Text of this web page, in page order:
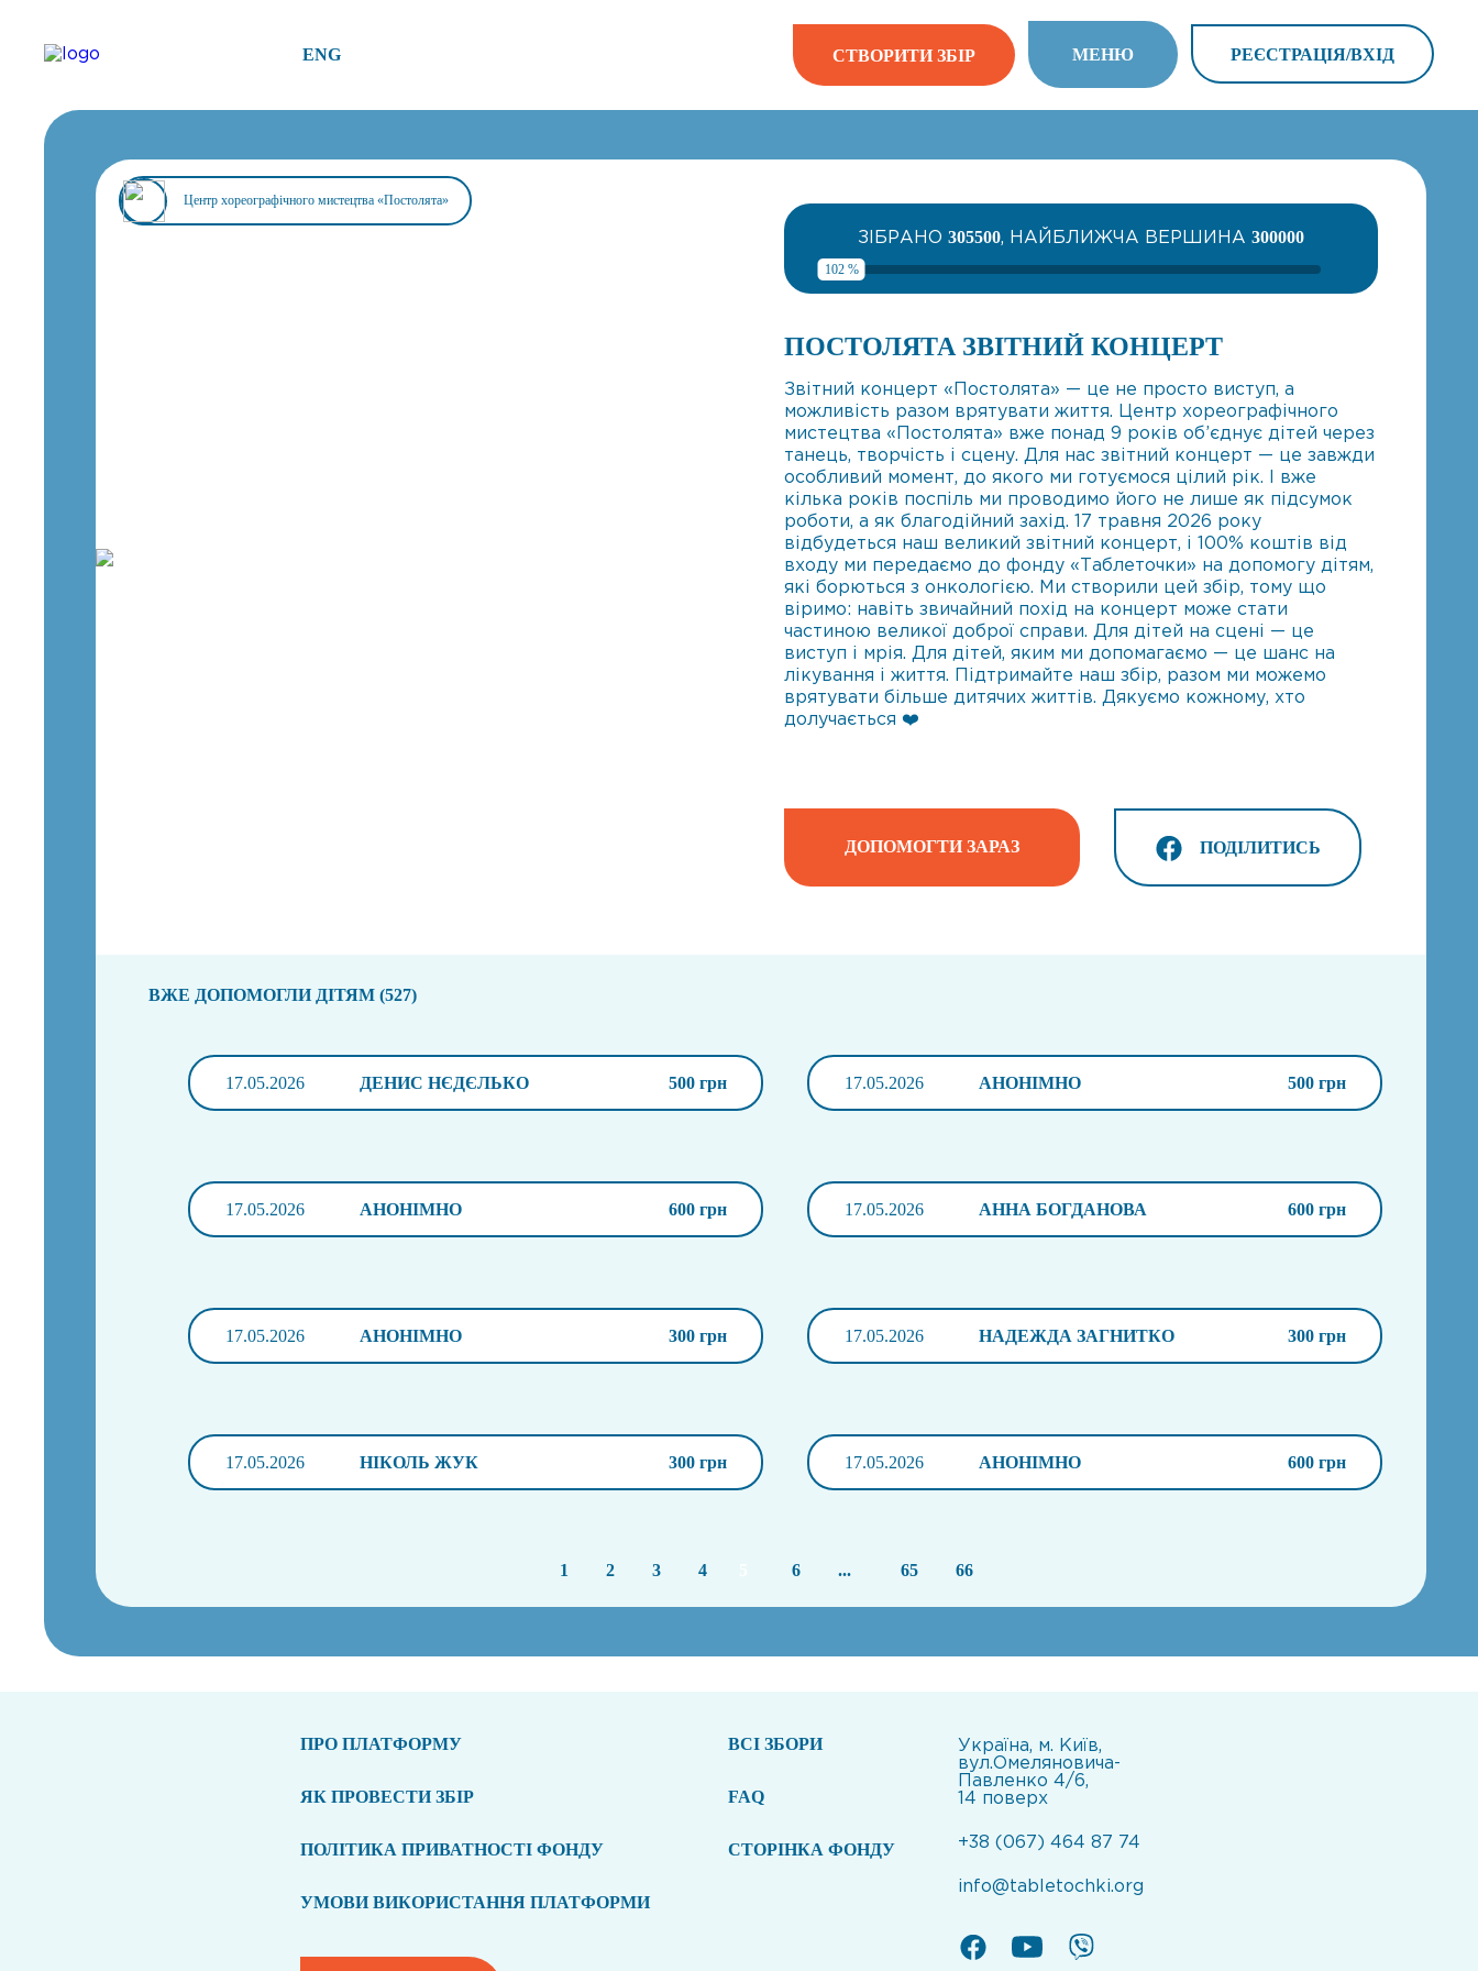
ENG СТВОРИТИ ЗБІР МEНЮ РЕЄСТРАЦІЯ/ВХIД
Центр хореографічного мистецтва «Постолята»
ЗІБРАНО 305500, НАЙБЛИЖЧА ВЕРШИНА 300000
102 %
ПОСТОЛЯТА ЗВІТНИЙ КОНЦЕРТ
Звітний концерт «Постолята» — це не просто виступ, а
можливість разом врятувати життя. Центр хореографічного
мистецтва «Постолята» вже понад 9 років об’єднує дітей через
танець, творчість і сцену. Для нас звітний концерт — це завжди
особливий момент, до якого ми готуємося цілий рік. І вже
кілька років поспіль ми проводимо його не лише як підсумок
роботи, а як благодійний захід. 17 травня 2026 року
відбудеться наш великий звітний концерт, і 100% коштів від
входу ми передаємо до фонду «Таблеточки» на допомогу дітям,
які борються з онкологією. Ми створили цей збір, тому що
віримо: навіть звичайний похід на концерт може стати
частиною великої доброї справи. Для дітей на сцені — це
виступ і мрія. Для дітей, яким ми допомагаємо — це шанс на
лікування і життя. Підтримайте наш збір, разом ми можемо
врятувати більше дитячих життів. Дякуємо кожному, хто
долучається ❤️
ДОПОМОГТИ ЗАРАЗ ПОДІЛИТИСЬ
ВЖЕ ДОПОМОГЛИ ДІТЯМ (527)
17.05.2026 ДЕНИС НЄДЄЛЬКО 500 грн 17.05.2026 АНОНІМНО 500 грн
17.05.2026 АНОНІМНО 600 грн 17.05.2026 АННА БОГДАНОВА 600 грн
17.05.2026 АНОНІМНО 300 грн 17.05.2026 НАДЕЖДА ЗАГНИТКО 300 грн
17.05.2026 НІКОЛЬ ЖУК 300 грн 17.05.2026 АНОНІМНО 600 грн
1 2 3 4 6 ... 65 66
ПРО ПЛАТФОРМУ
ЯК ПРОВЕСТИ ЗБІР
ПОЛІТИКА ПРИВАТНОСТІ ФОНДУ
УМОВИ ВИКОРИСТАННЯ ПЛАТФОРМИ
ВСI ЗБОРИ
FAQ
СТОРІНКА ФОНДУ
Україна, м. Київ,
вул.Омеляновича-
Павленко 4/6,
14 поверх
+38 (067) 464 87 74
info@tabletochki.org